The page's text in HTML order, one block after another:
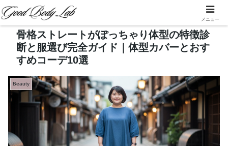
骨格ストレートがぽっちゃり体型の特徴診
断と服選び完全ガイド｜体型カバーとおす
すめコーデ10選
Beauty
メニュー